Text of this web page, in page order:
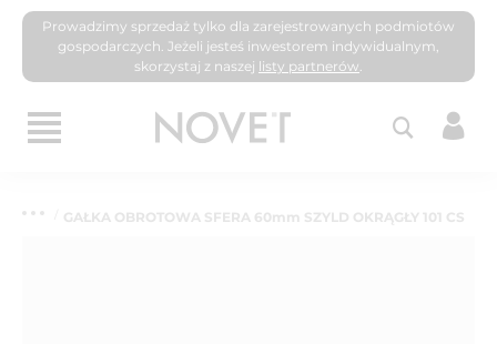
Prowadzimy sprzedaż tylko dla zarejestrowanych podmiotów
gospodarczych. Jeżeli jesteś inwestorem indywidualnym,
skorzystaj z naszej listy partnerów.
GAŁKA OBROTOWA SFERA 60mm SZYLD OKRĄGŁY 101 CS